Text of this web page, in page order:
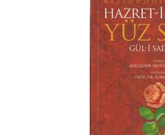
galerisinin
galerisinin